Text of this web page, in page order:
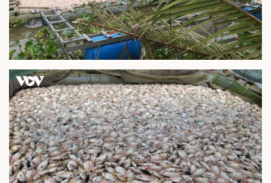
Doanh nghiệp
Doanh nghiệp 24h
Doanh nhân
Vì cộng đồng
Công nghệ
Tin Công nghệ
Trải nghiệm
Chuyển đổi số